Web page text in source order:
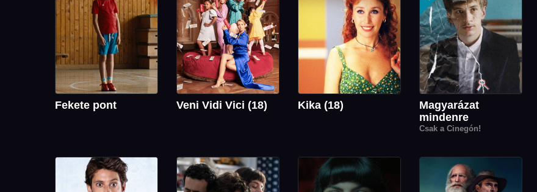
Fekete pont Veni Vidi Vici (18) Kika (18)
Magyarázat
mindenre
Csak a Cinegón!